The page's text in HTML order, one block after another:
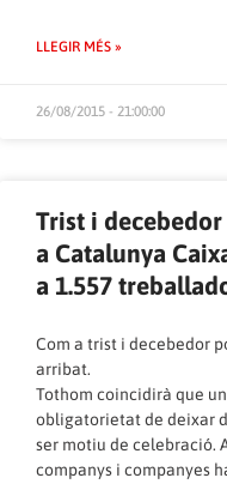
LLEGIR MÉS »
26/08/2015 - 21:00:00
Trist i decebedor
a Catalunya
a 1.557
Com a trist i decebedor
arribat.
Tothom coincidirà que
obligatorietat de deixar
ser motiu de celebració.
companys i companyes